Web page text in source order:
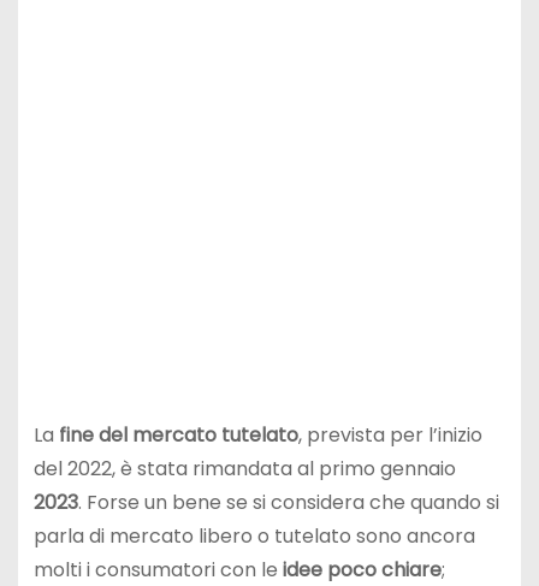
La fine del mercato tutelato, prevista per l’inizio
del 2022, è stata rimandata al primo gennaio
2023. Forse un bene se si considera che quando si
parla di mercato libero o tutelato sono ancora
molti i consumatori con le idee poco chiare;